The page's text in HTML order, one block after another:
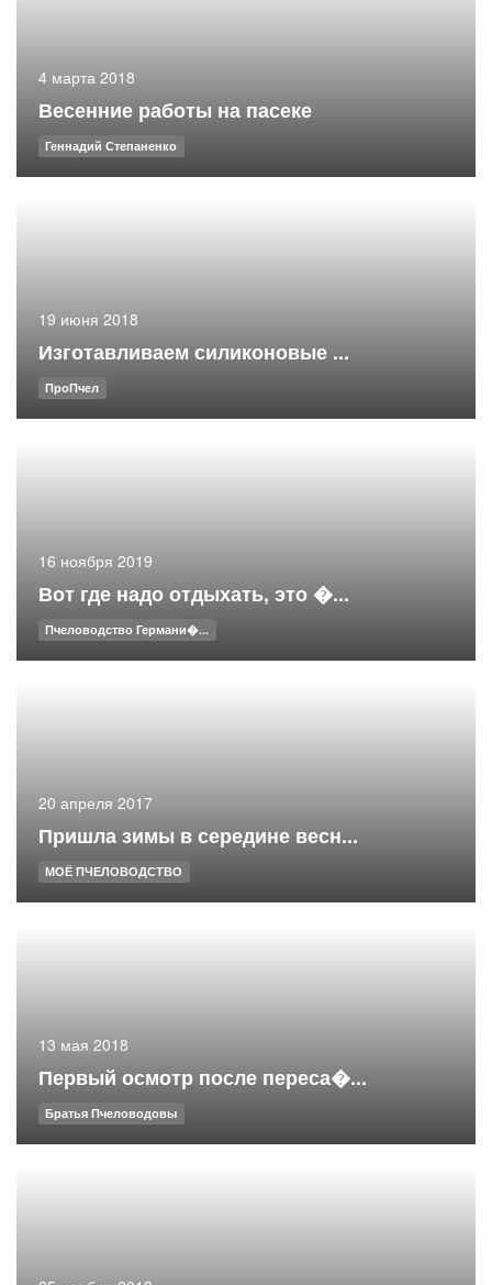
4 марта 2018
Весенние работы на пасеке
Геннадий Степаненко
19 июня 2018
Изготавливаем силиконовые ...
ПроПчел
16 ноября 2019
Вот где надо отдыхать, это �...
Пчеловодство Германи�...
20 апреля 2017
Пришла зимы в середине весн...
МОЁ ПЧЕЛОВОДСТВО
13 мая 2018
Первый осмотр после переса�...
Братья Пчеловодовы